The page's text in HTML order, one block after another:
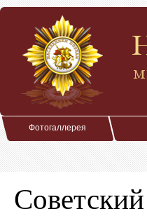
Фотогаллерея